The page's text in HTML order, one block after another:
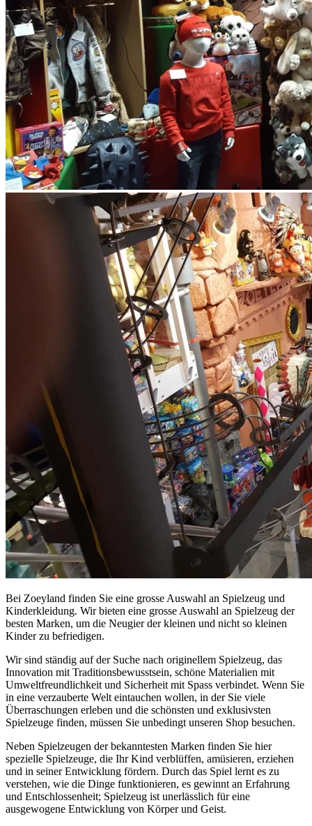
Bei Zoeyland finden Sie eine grosse Auswahl an Spielzeug und
Kinderkleidung. Wir bieten eine grosse Auswahl an Spielzeug der
besten Marken, um die Neugier der kleinen und nicht so kleinen
Kinder zu befriedigen.
Wir sind ständig auf der Suche nach originellem Spielzeug, das
Innovation mit Traditionsbewusstsein, schöne Materialien mit
Umweltfreundlichkeit und Sicherheit mit Spass verbindet. Wenn Sie
in eine verzauberte Welt eintauchen wollen, in der Sie viele
Überraschungen erleben und die schönsten und exklusivsten
Spielzeuge finden, müssen Sie unbedingt unseren Shop besuchen.
Neben Spielzeugen der bekanntesten Marken finden Sie hier
spezielle Spielzeuge, die Ihr Kind verblüffen, amüsieren, erziehen
und in seiner Entwicklung fördern. Durch das Spiel lernt es zu
verstehen, wie die Dinge funktionieren, es gewinnt an Erfahrung
und Entschlossenheit; Spielzeug ist unerlässlich für eine
ausgewogene Entwicklung von Körper und Geist.